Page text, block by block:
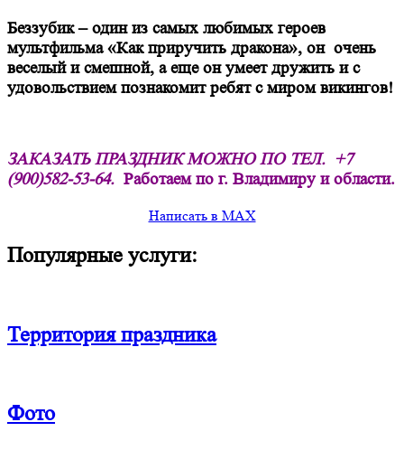
Беззубик – один из самых любимых героев
мультфильма «Как приручить дракона», он очень
веселый и смешной, а еще он умеет дружить и с
удовольствием познакомит ребят с миром викингов!
ЗАКАЗАТЬ ПРАЗДНИК МОЖНО ПО ТЕЛ. +7
(900)582-53-64. Работаем по г. Владимиру и области.
Написать в MAX
Популярные услуги:
Территория праздника
Фото